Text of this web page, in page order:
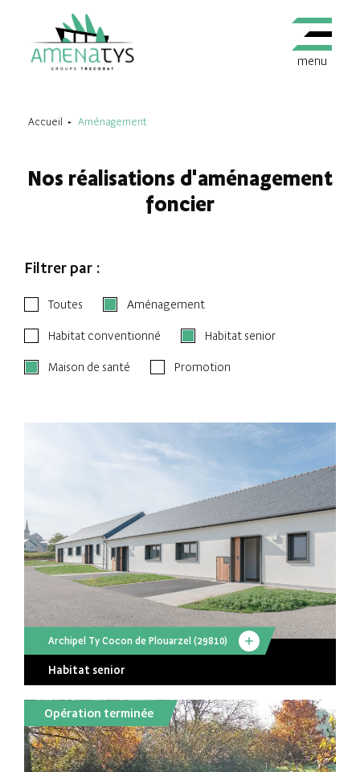
menu
Accueil Aménagement
Nos réalisations d'aménagement
foncier
Filtrer par :
Toutes Aménagement
Habitat conventionné Habitat senior
Maison de santé Promotion
Archipel Ty Cocon de Plouarzel (29810)
Habitat senior
Opération terminée